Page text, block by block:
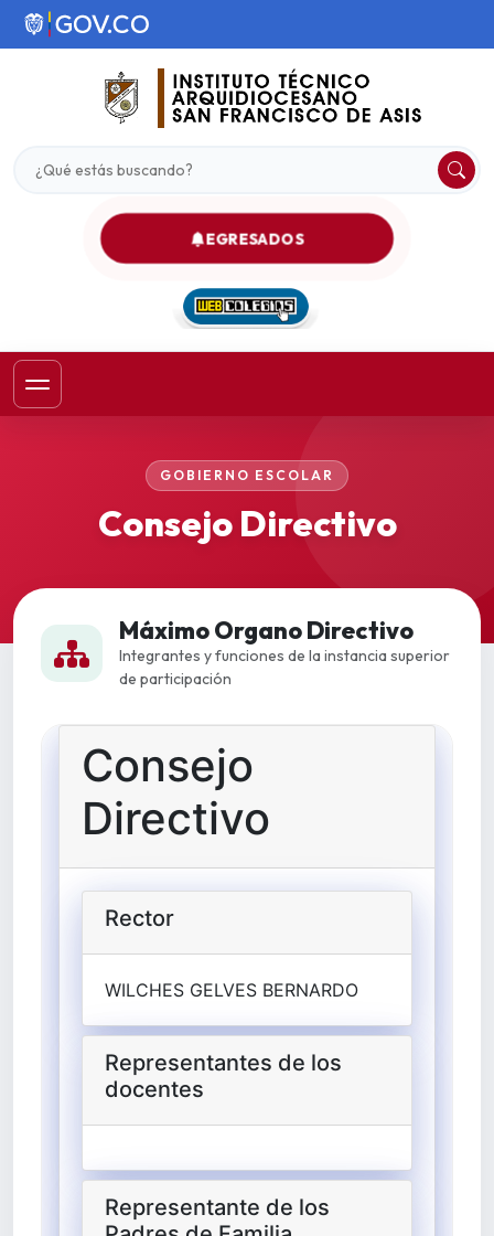
EGRESADOS
GOBIERNO ESCOLAR
Consejo Directivo
Máximo Organo Directivo
Integrantes y funciones de la instancia superior
de participación